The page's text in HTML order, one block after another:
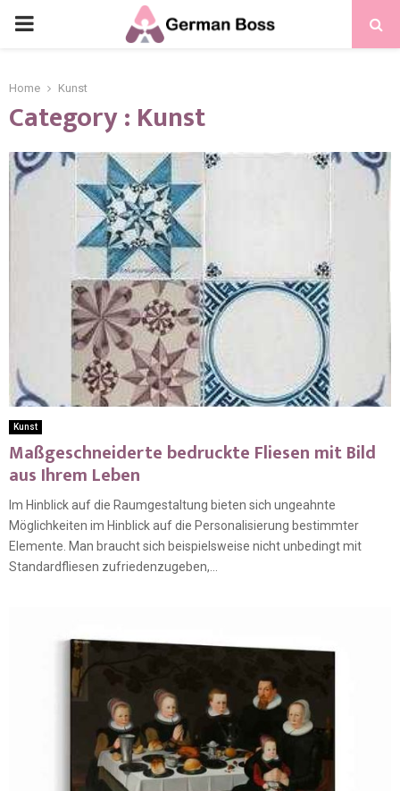
Home Kunst
Category : Kunst
Kunst
Maßgeschneiderte bedruckte Fliesen mit Bild
aus Ihrem Leben
Im Hinblick auf die Raumgestaltung bieten sich ungeahnte
Möglichkeiten im Hinblick auf die Personalisierung bestimmter
Elemente. Man braucht sich beispielsweise nicht unbedingt mit
Standardfliesen zufriedenzugeben,...